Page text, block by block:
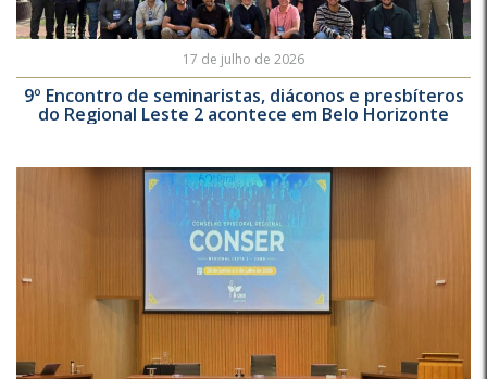
17 de julho de 2026
9º Encontro de seminaristas, diáconos e presbíteros
do Regional Leste 2 acontece em Belo Horizonte